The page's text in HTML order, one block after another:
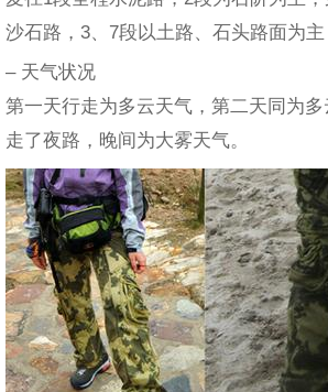
沙石路，3、7段以土路、石头路面为
– 天气状况
第一天行走为多云天气，第二天同为
走了夜路，晚间为大雾天气。